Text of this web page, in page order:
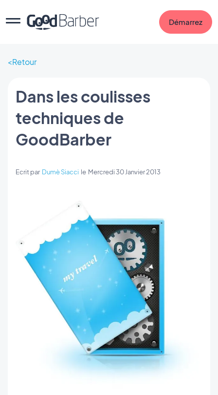
Démarrez
Retour
Dans les coulisses
techniques de
GoodBarber
Ecrit par Dumè Siacci le Mercredi 30 Janvier 2013